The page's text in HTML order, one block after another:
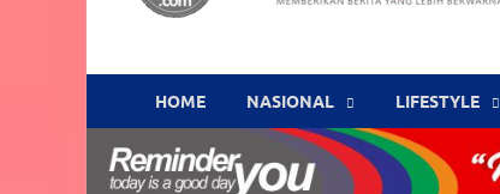
HOME NASIONAL ‎LIFESTYLE